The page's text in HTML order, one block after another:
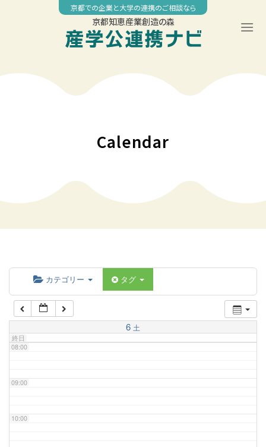
京都での企業と大学の連携のご相談なら
京都知恵産業創造の森
Calendar
カテゴリー タグ
6 土
終日
04:00
07:00
08:00
09:00
10:00